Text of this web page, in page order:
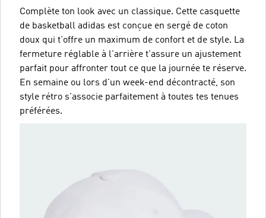
Complète ton look avec un classique. Cette casquette
de basketball adidas est conçue en sergé de coton
doux qui t'offre un maximum de confort et de style. La
fermeture réglable à l'arrière t'assure un ajustement
parfait pour affronter tout ce que la journée te réserve.
En semaine ou lors d'un week-end décontracté, son
style rétro s'associe parfaitement à toutes tes tenues
préférées.